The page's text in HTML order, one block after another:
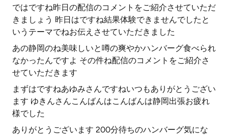
ではですね昨日の配信のコメントをご紹介させていただ
きましょう 昨日はですね結果体験できませんでしたと
いうテーマでねお伝えさせていただきました
あの静岡のね美味しいと噂の爽やかハンバーグ食べられ
なかったんですよ その件ね配信のコメントをご紹介さ
せていただきます
まずはですねあゆみさんですねいつもありがとうござい
ます ゆきんさんこんばんはこんばんは静岡出張お疲れ
様でした
ありがとうございます 200分待ちのハンバーグ気にな